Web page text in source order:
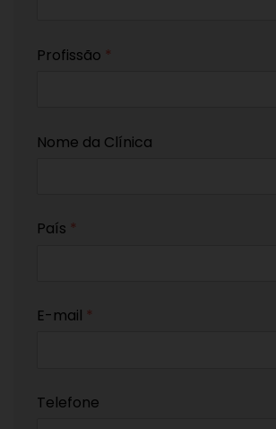
Profissão *
Nome da Clínica
País *
E-mail *
Telefone